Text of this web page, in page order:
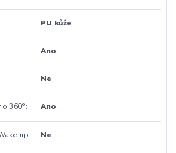
PU kůže
Ano
Ne
360° Ano
up Ne